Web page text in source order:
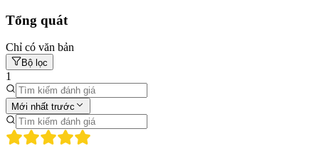
Tổng quát
Chỉ có văn bản
Bộ lọc
1
Mới nhất trước